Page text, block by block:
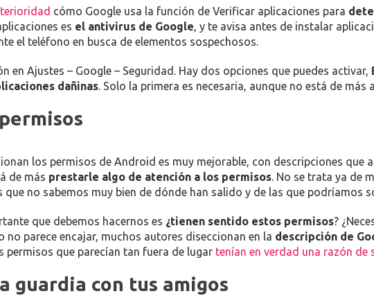
cómo Google usa la función de Verificar aplicaciones para
es el antivirus de Google, y te avisa antes de instalar
el teléfono en busca de elementos sospechosos.
en Ajustes – Google – Seguridad. Hay dos opciones que puedes activar,
dañinas. Solo la primera es necesaria, aunque no está de
los permisos de Android es muy mejorable, con descripciones que
de más prestarle algo de atención a los permisos. No se trata ya de
que no sabemos muy bien de dónde han salido y de las que podríamos
que debemos hacernos es ¿tienen sentido estos permisos?
no parece encajar, muchos autores diseccionan en la descripción de
permisos que parecían tan fuera de lugar tenían en verdad una razón de
guardia con tus amigos